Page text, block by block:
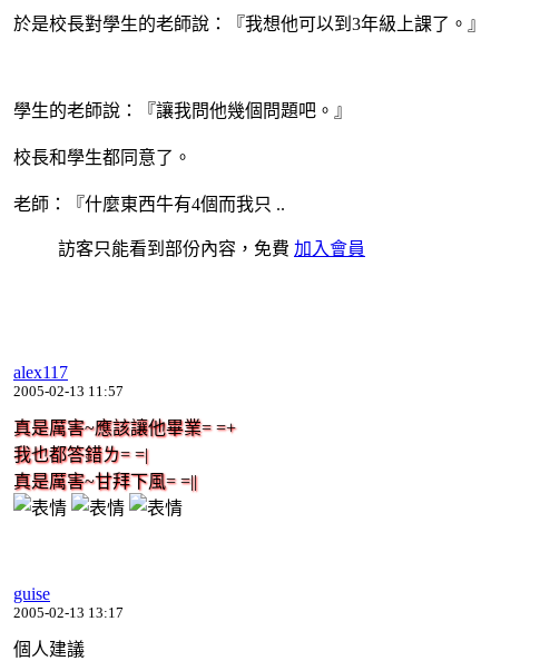
於是校長對學生的老師說：『我想他可以到3年級上課了。』
學生的老師說：『讓我問他幾個問題吧。』
校長和學生都同意了。
老師：『什麼東西牛有4個而我只 ..
訪客只能看到部份內容，免費 加入會員
alex117
2005-02-13 11:57
真是厲害~應該讓他畢業= =+
我也都答錯ㄌ= =|
真是厲害~甘拜下風= =||
guise
2005-02-13 13:17
個人建議